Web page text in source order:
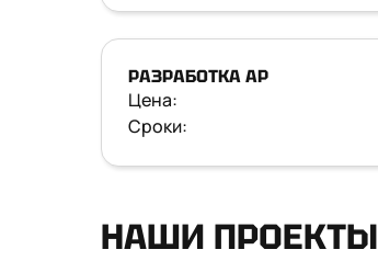
РАЗРАБОТКА АР
Цена:
Сроки:
НАШИ ПРОЕКТЫ